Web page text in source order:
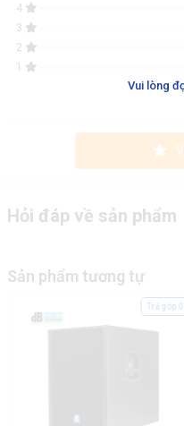
Vui lòng
4
3
2
1
Hỏi đáp về sản phẩm
Sản phẩm tương tự
Trả góp